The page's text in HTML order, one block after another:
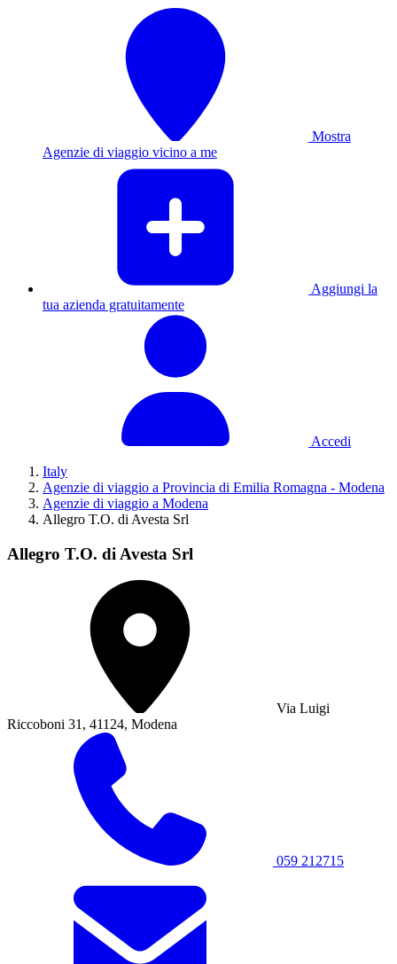
Mostra
Agenzie di viaggio vicino a me
Aggiungi la
tua azienda gratuitamente
Accedi
Italy
Agenzie di viaggio a Provincia di Emilia Romagna - Modena
Agenzie di viaggio a Modena
Allegro T.O. di Avesta Srl
Allegro T.O. di Avesta Srl
Via Luigi
Riccoboni 31, 41124, Modena
059 212715